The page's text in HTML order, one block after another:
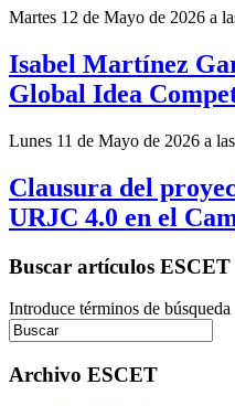
Martes 12 de Mayo de 2026 a
Isabel Martínez
Global Idea
Lunes 11 de Mayo de 2026 a
Clausura del
URJC 4.0 en el
Buscar artículos ESCET
Introduce términos de búsqueda
Archivo ESCET